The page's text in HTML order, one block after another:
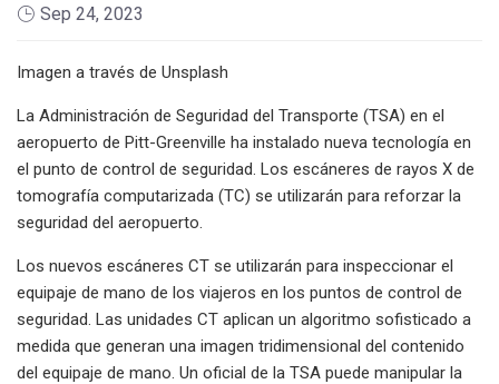
Sep 24, 2023
Imagen a través de Unsplash
La Administración de Seguridad del Transporte (TSA) en el
aeropuerto de Pitt-Greenville ha instalado nueva tecnología en
el punto de control de seguridad. Los escáneres de rayos X de
tomografía computarizada (TC) se utilizarán para reforzar la
seguridad del aeropuerto.
Los nuevos escáneres CT se utilizarán para inspeccionar el
equipaje de mano de los viajeros en los puntos de control de
seguridad. Las unidades CT aplican un algoritmo sofisticado a
medida que generan una imagen tridimensional del contenido
del equipaje de mano. Un oficial de la TSA puede manipular la